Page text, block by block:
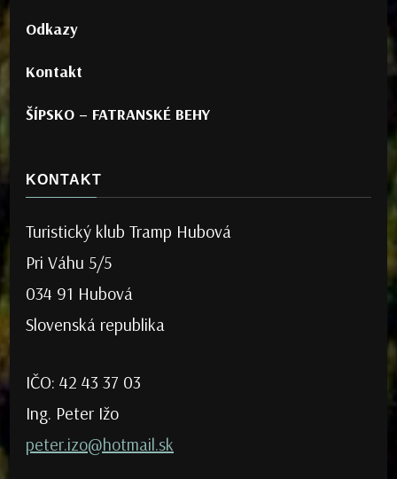
Odkazy
Kontakt
ŠÍPSKO – FATRANSKÉ BEHY
KONTAKT
Turistický klub Tramp Hubová
Pri Váhu 5/5
034 91 Hubová
Slovenská republika
IČO: 42 43 37 03
Ing. Peter Ižo
peter.izo@hotmail.sk